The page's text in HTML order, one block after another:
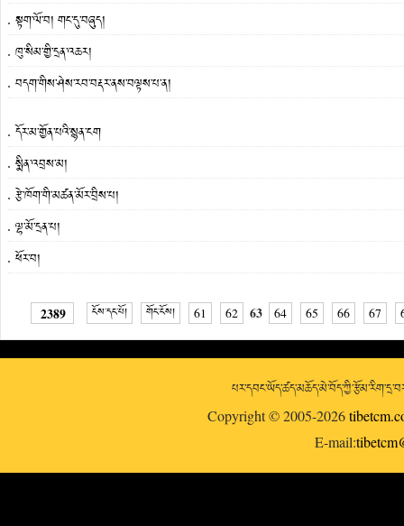
སྟག་ལོ་བ། གང་དུ་བཞུད།
ཁུ་སིམ་གྱི་དྲན་འཆར།
བདག་གིས་ཤེས་རབ་བརྡར་ནས་བལྟས་པ་ན།
དོར་མ་གྱོན་པའི་སྙན་ངག
སྨིན་འབྲས་མ།
རྩེ་ཁོག་གི་མཚན་མོར་བྲིས་པ།
ལྷ་མོ་དྲན་པ།
ཕོར་བ།
2389 ངོས་དང་པོ། གོང་ངོས། 61 62 63 64 65 66 67
Copyright © 2005-2026
E-mail: